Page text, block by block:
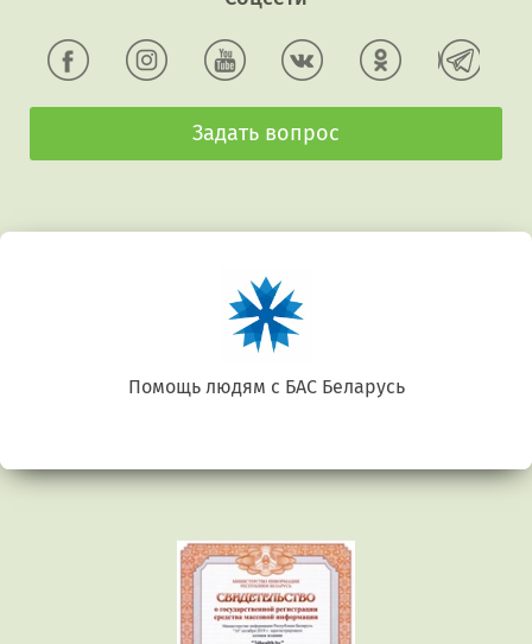
Задать вопрос
Помощь людям с БАС Беларусь
Предыдущий